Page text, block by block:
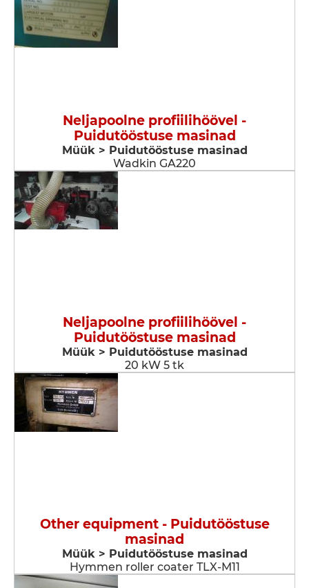
Neljapoolne profiilihöövel -
Puidutööstuse masinad
Müük > Puidutööstuse masinad
Wadkin GA220
Neljapoolne profiilihöövel -
Puidutööstuse masinad
Müük > Puidutööstuse masinad
20 kW 5 tk
Other equipment - Puidutööstuse
masinad
Müük > Puidutööstuse masinad
Hymmen roller coater TLX-M11